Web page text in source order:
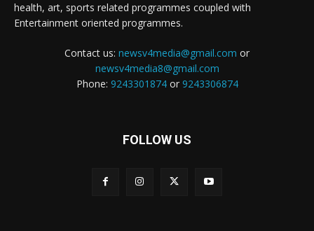
health, art, sports related programmes coupled with
Entertainment oriented programmes.
Contact us: newsv4media@gmail.com or
newsv4media8@gmail.com
Phone: 9243301874or 9243306874
FOLLOW US